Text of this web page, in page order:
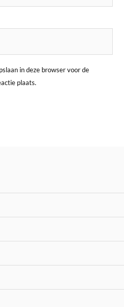
in deze browser voor de
plaats.